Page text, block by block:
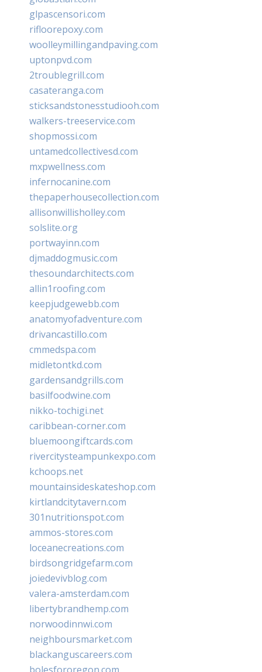
glpascensori.com
rifloorepoxy.com
woolleymillingandpaving.com
uptonpvd.com
2troublegrill.com
casateranga.com
sticksandstonesstudiooh.com
walkers-treeservice.com
shopmossi.com
untamedcollectivesd.com
mxpwellness.com
infernocanine.com
thepaperhousecollection.com
allisonwillisholley.com
solslite.org
portwayinn.com
djmaddogmusic.com
thesoundarchitects.com
allin1roofing.com
keepjudgewebb.com
anatomyofadventure.com
drivancastillo.com
cmmedspa.com
midletontkd.com
gardensandgrills.com
basilfoodwine.com
nikko-tochigi.net
caribbean-corner.com
bluemoongiftcards.com
rivercitysteampunkexpo.com
kchoops.net
mountainsideskateshop.com
kirtlandcitytavern.com
301nutritionspot.com
ammos-stores.com
loceanecreations.com
birdsongridgefarm.com
joiedevivblog.com
valera-amsterdam.com
libertybrandhemp.com
norwoodinnwi.com
neighboursmarket.com
blackanguscareers.com